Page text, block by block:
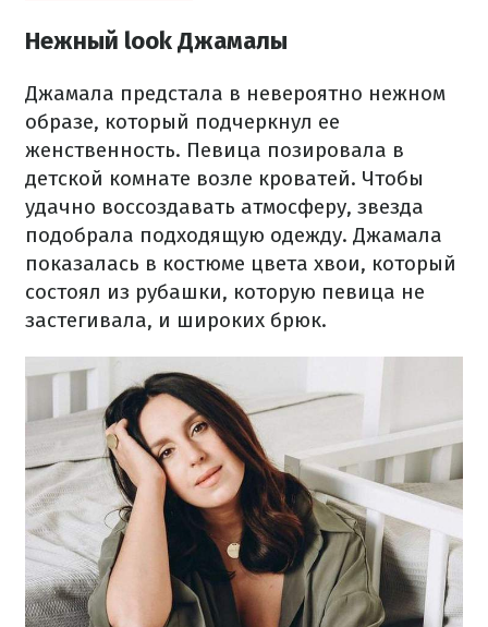
Нежный look Джамалы
Джамала предстала в невероятно нежном
образе, который подчеркнул ее
женственность. Певица позировала в
детской комнате возле кроватей. Чтобы
удачно воссоздавать атмосферу, звезда
подобрала подходящую одежду. Джамала
показалась в костюме цвета хвои, который
состоял из рубашки, которую певица не
застегивала, и широких брюк.